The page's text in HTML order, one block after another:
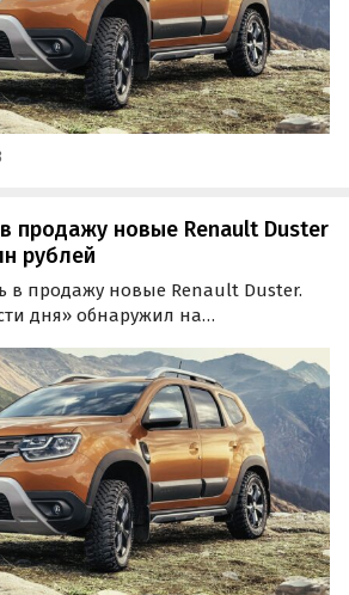
продажу новые Renault Duster
рублей
в продажу новые Renault Duster.
дня» обнаружил на
оценен в 2 122 000 рублей.